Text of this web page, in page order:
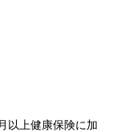
以上健康保険に加